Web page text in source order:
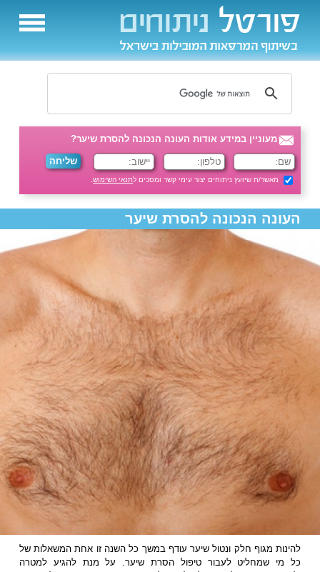
מעוניין במידע אודות העונה הנכונה להסרת שיער?
מאשר/ת שיועץ ניתוחים יצור עימי קשר ומסכים לתנאי השימוש.
העונה הנכונה להסרת שיער
להינות מגוף חלק ונטול שיער עודף במשך כל השנה זו אחת המשאלות של
כל מי שמחליט לעבור טיפול הסרת שיער. על מנת להגיע למטרה